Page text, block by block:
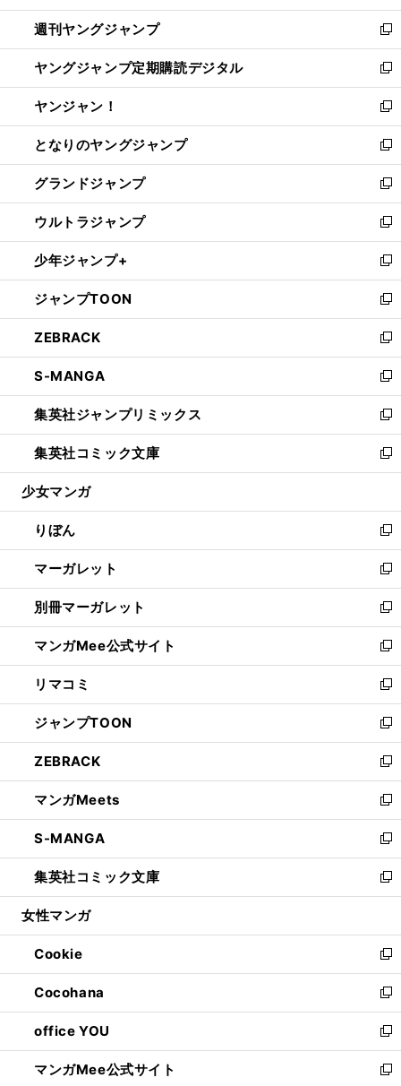
開
く
ウ
で
開
く
ン
ド
ウ
で
開
く
ウ
ィ
ン
ド
ウ
で
開
く
週刊ヤングジャンプ
新
し
い
ウ
ィ
ン
ド
ウ
で
開
く
ヤングジャンプ定期購読デジタル
新
し
い
ウ
ィ
ン
ド
ウ
で
開
く
ヤンジャン！
新
し
い
ウ
ィ
ン
ド
ウ
で
開
く
となりのヤングジャンプ
新
し
い
ウ
ィ
ン
ド
ウ
で
開
く
グランドジャンプ
新
し
い
ウ
ィ
ン
ド
ウ
で
開
く
ウルトラジャンプ
新
し
い
ウ
ィ
ン
ド
ウ
で
開
く
少年ジャンプ+
新
し
い
ウ
ィ
ン
ド
ウ
で
開
く
ジャンプTOON
新
し
い
ウ
ィ
ン
ド
ウ
で
開
ZEBRACK
新
し
い
ウ
ィ
ン
ド
ウ
開
く
S-MANGA
新
し
い
ウ
ィ
ン
ウ
で
開
く
集英社ジャンプリミックス
新
し
い
ウ
ン
ド
ウ
で
開
く
集英社コミック文庫
新
し
ウ
ィ
ン
ド
ウ
で
開
く
少女マンガ
りぼん
新
し
い
ウ
ィ
ン
ド
ウ
で
開
く
マーガレット
新
し
い
ウ
ィ
ン
ド
ウ
で
開
く
別冊マーガレット
新
し
い
ウ
ィ
ン
ド
ウ
で
開
く
マンガMee公式サイト
新
し
い
ウ
ィ
ン
ド
ウ
で
開
く
リマコミ
新
し
い
ウ
ィ
ン
ド
ウ
で
開
く
ジャンプTOON
新
し
い
ウ
ィ
ン
ド
ウ
で
開
ZEBRACK
新
し
い
ウ
ィ
ン
ド
ウ
開
く
マンガMeets
新
し
い
ウ
ィ
ン
ウ
で
開
く
S-MANGA
新
し
い
ウ
ン
ド
ウ
で
開
く
集英社コミック文庫
新
し
ウ
ィ
ン
ド
ウ
で
開
く
女性マンガ
Cookie
新
し
い
ウ
ィ
ン
ド
Cocohana
新
し
い
ウ
ィ
office YOU
新
し
い
マンガMee公式サイト
新